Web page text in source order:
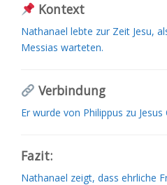
Kontext
Nathanael lebte zur Zeit Jesu,
Messias warteten.
Verbindung
Er wurde von Philippus zu
Fazit:
Nathanael zeigt, dass ehrliche